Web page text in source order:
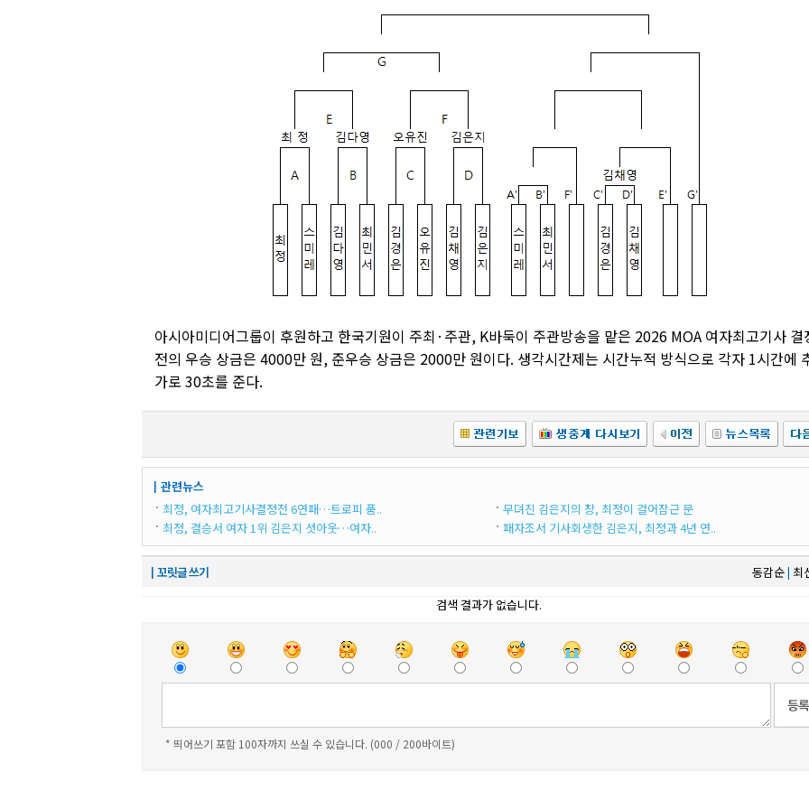
아시아미디어그룹이 후원하고 한국기원이 주최·주관, K바둑이 주관방송을 맡은 2026 MOA 여자최고기사 결
전의 우승 상금은 4000만 원, 준우승 상금은 2000만 원이다. 생각시간제는 시간누적 방식으로 각자 1시간에
가로 30초를 준다.
┃관련뉴스
최정, 여자최고기사결정전 6연패…트로피 품..
최정, 결승서 여자 1위 김은지 셧아웃…여자..
무뎌진 김은지의 창, 최정이 걸어잠근 문
패자조서 기사회생한 김은지, 최정과 4년 연..
┃꼬릿글 쓰기 동감순| 최
검색 결과가 없습니다.
* 띄어쓰기 포함 100자까지 쓰실 수 있습니다. (000 / 200바이트)